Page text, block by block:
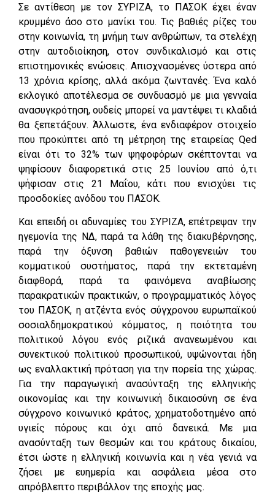
Σε αντίθεση με τον ΣΥΡΙΖΑ, το ΠΑΣΟΚ έχει έναν
κρυμμένο άσο στο μανίκι του. Τις βαθιές ρίζες του
στην κοινωνία, τη μνήμη των ανθρώπων, τα στελέχη
στην αυτοδιοίκηση, στον συνδικαλισμό και στις
επιστημονικές ενώσεις. Απισχνασμένες ύστερα από
13 χρόνια κρίσης, αλλά ακόμα ζωντανές. Ένα καλό
εκλογικό αποτέλεσμα σε συνδυασμό με μια γενναία
ανασυγκρότηση, ουδείς μπορεί να μαντέψει τι κλαδιά
θα ξεπετάξουν. Άλλωστε, ένα ενδιαφέρον στοιχείο
που προκύπτει από τη μέτρηση της εταιρείας Qed
είναι ότι το 32% των ψηφοφόρων σκέπτονται να
ψηφίσουν διαφορετικά στις 25 Ιουνίου από ό,τι
ψήφισαν στις 21 Μαΐου, κάτι που ενισχύει τις
προσδοκίες ανόδου του ΠAΣOΚ.
Και επειδή οι αδυναμίες του ΣΥΡΙΖΑ, επέτρεψαν την
ηγεμονία της ΝΔ, παρά τα λάθη της διακυβέρνησης,
παρά την όξυνση βαθιών παθογενειών του
κομματικού συστήματος, παρά την εκτεταμένη
διαφθορά, παρά τα φαινόμενα αναβίωσης
παρακρατικών πρακτικών, ο προγραμματικός λόγος
του ΠΑΣΟΚ, η ατζέντα ενός σύγχρονου ευρωπαϊκού
σοσιαλδημοκρατικού κόμματος, η ποιότητα του
πολιτικού λόγου ενός ριζικά ανανεωμένου και
συνεκτικού πολιτικού προσωπικού, υψώνονται ήδη
ως εναλλακτική πρόταση για την πορεία της χώρας.
Για την παραγωγική ανασύνταξη της ελληνικής
οικονομίας και την κοινωνική δικαιοσύνη σε ένα
σύγχρονο κοινωνικό κράτος, χρηματοδοτημένο από
υγιείς πόρους και όχι από δανεικά. Με μια
ανασύνταξη των θεσμών και του κράτους δικαίου,
έτσι ώστε η ελληνική κοινωνία και η νέα γενιά να
ζήσει με ευημερία και ασφάλεια μέσα στο
απρόβλεπτο περιβάλλον της εποχής μας.